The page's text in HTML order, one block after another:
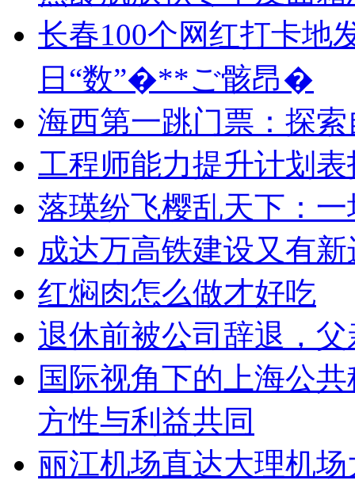
长春100个网红打卡地
日“数”�**ご骸昂�
海西第一跳门票：探
工程师能力提升计划表
落瑛纷飞樱乱天下：
成达万高铁建设又有
红焖肉怎么做才好吃
退休前被公司辞退，
国际视角下的上海公
方性与利益共同
丽江机场直达大理机